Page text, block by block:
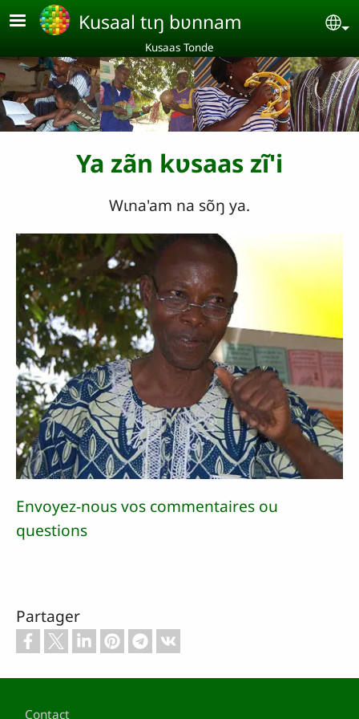
Aller au contenu principal
Kusaal tɩŋ bʋnnam
Kusaas Tonde
Ya zãn kʋsaas zĩ'i
Wɩna'am na sõŋ ya.
Envoyez-nous vos commentaires ou
questions
Partager
Contact